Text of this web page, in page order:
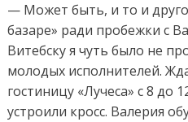
— Может быть, и то и
базаре» ради пробежки с
Витебску я чуть было не
молодых исполнителей.
гостиницу «Лучеса» с 8 до
устроили кросс. Валерия